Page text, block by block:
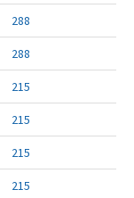
288
288
215
215
215
215